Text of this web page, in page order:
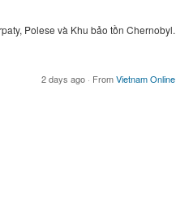
Polese và Khu bảo tồn Chernobyl.
2 days ago · FromVietnam Online